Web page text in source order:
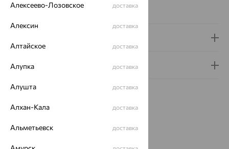
Вес металла:1.32 — 1.94
Гарантия и возврат
Похожие изделия
Алексеево-Лозовское доставка
Алексин доставка
Алтайское доставка
Алупка доставка
Алушта доставка
Алхан-Кала доставка
Альметьевск доставка